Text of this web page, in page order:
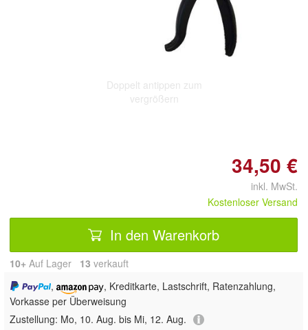
Doppelt antippen zum
vergrößern
34,50 €
inkl. MwSt.
Kostenloser Versand
In den Warenkorb
10+ Auf Lager 13 verkauft
,
, Kreditkarte, Lastschrift, Ratenzahlung,
Vorkasse per Überweisung
Zustellung: Mo, 10. Aug. bis Mi, 12. Aug.